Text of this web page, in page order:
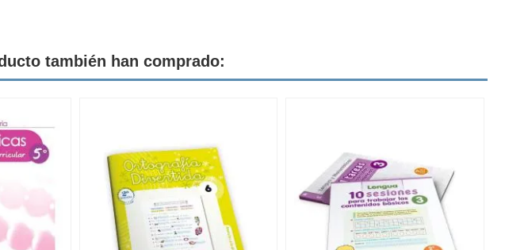
también han comprado: